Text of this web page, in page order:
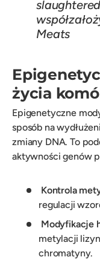
Meats
życia
Epigenetyczne
sposób na
zmiany DNA. To
aktywności genów
Kontrola
regulacji
Modyfikacje
metylacji
chromatyny.